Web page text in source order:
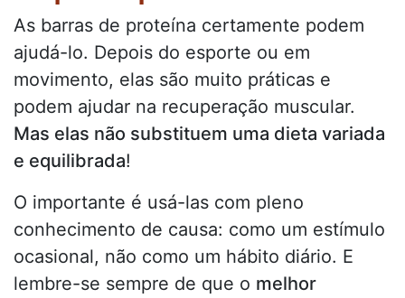
As barras de proteína certamente podem
ajudá-lo. Depois do esporte ou em
movimento, elas são muito práticas e
podem ajudar na recuperação muscular.
Mas elas não substituem uma dieta variada
e equilibrada!
O importante é usá-las com pleno
conhecimento de causa: como um estímulo
ocasional, não como um hábito diário. E
lembre-se sempre de que o melhor